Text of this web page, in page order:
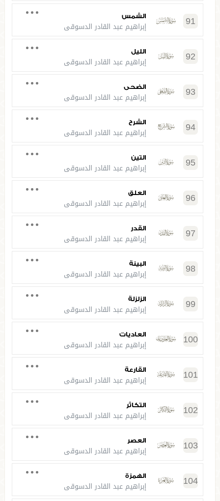
91 الشمس
إبراهيم عبد القادر الدسوقي
92 الليل
إبراهيم عبد القادر الدسوقي
93 الضحى
إبراهيم عبد القادر الدسوقي
94 الشرح
إبراهيم عبد القادر الدسوقي
95 التين
إبراهيم عبد القادر الدسوقي
96 العلق
إبراهيم عبد القادر الدسوقي
97 القدر
إبراهيم عبد القادر الدسوقي
98 البينة
إبراهيم عبد القادر الدسوقي
99 الزلزلة
إبراهيم عبد القادر الدسوقي
100 العاديات
إبراهيم عبد القادر الدسوقي
101 القارعة
إبراهيم عبد القادر الدسوقي
102 التكاثر
إبراهيم عبد القادر الدسوقي
103 العصر
إبراهيم عبد القادر الدسوقي
104 الهمزة
إبراهيم عبد القادر الدسوقي